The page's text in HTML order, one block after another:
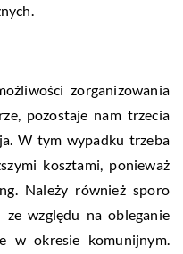
zorganizowania
pozostaje nam trzecia
W tym wypadku trzeba
kosztami, ponieważ
Należy również sporo
ze względu na obleganie
w okresie komunijnym.